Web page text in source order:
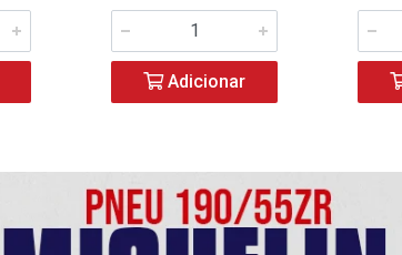
Adicionar